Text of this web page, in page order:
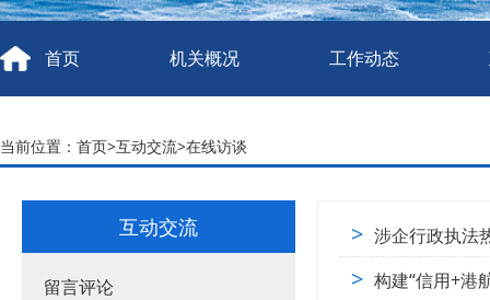
首页 机关概况 工作动态
当前位置： 首页>互动交流>在线访谈
互动交流
留言评论
> 涉企行政执法
> 构建“信用+港